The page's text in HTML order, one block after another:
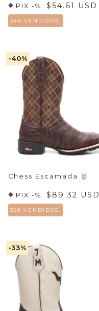
PIX -%: $54.61 USD
384 VENDIDOS.
-40%
Chess Escamada 🥇
PIX -%: $89.32 USD
368 VENDIDOS.
-33%